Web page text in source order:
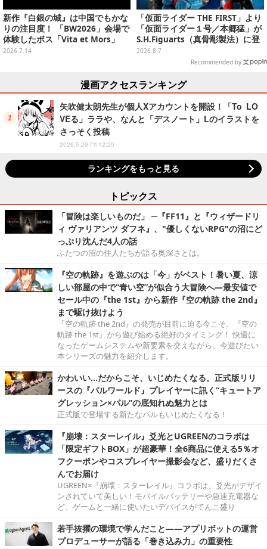
新作『白銀の城』は中国でもかな
りの注目度！ 「BW2026」会場で
体験したボス「Vita et Mors」
「シンデレラ」戦をお届けーパリ
2026.7.14
「仮面ライダー THE FIRST」より
「仮面ライダー１号／本郷猛」が
S.H.Figuarts（真骨彫製法）に登
場！8月18日より予約受付開始
2026.8.7
Recommended by
漫画アクセスランキング
矢吹健太朗先生が個人Xアカウントを開設！「To LO
VEる」ララや、なんと「デスノート」Lのイラストを
さっそく投稿
2026.5.29 Fri 12:20
ランキングをもっと見る
トピックス
「冒険は楽しいものだ」 ─『FF11』と『ウィザードリ
ィ ヴァリアンツ ダフネ』、"優しくないRPG"の沼にど
っぷり沈んだ4人の話
ふたつの沼の住人たちが語る奥深さとは。
『空の軌跡』を遊ぶのは「今」がベスト！暑い夏、涼
しい部屋の中で“青い空”が似合う大冒険へ―最安値で
セール中の『the 1st』から新作『空の軌跡 the 2nd』
まで駆け抜けよう
『空の軌跡 the 2nd』の発売が目前に迫る今こそ、『空の
軌跡 the 1st』から遊び始める絶好のタイミング！ 快適に
なったゲームシステムや新要素を交えながら、今遊びたい
本シリーズの魅力を紹介します。
かわいい…だからこそ、いじめたくなる。正式版リリ
ースの『パルワールド』プレイヤーに訊く“キュートア
グレッション×パル”の底知れぬ魅力とは
正式版で登場する新たなパルもいじめたくなる！
『崩壊：スターレイル』爻光とUGREENのコラボは
「限定ギフトBOX」が超豪華！全6商品に使える5％オ
フクーポンやコスプレイヤー撮影会など、盛りだくさ
んでお届け
UGREEN×『崩壊：スターレイル』コラボは、爻光がデザイ
ンされていて美しい！モバイルバッテリーや急速充電器な
ど、ゲームと一緒に使いたいデバイスがてんこ盛り
若手抜擢の環境で学んだこと――アプリボットの運営
プロデューサーが語る「巻き込み力」の重要性